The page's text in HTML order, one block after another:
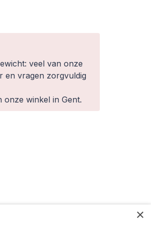
veel van onze
en vragen zorgvuldig
onze winkel in Gent.
×